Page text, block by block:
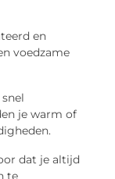
en
voedzame
je warm of
dat je altijd
te